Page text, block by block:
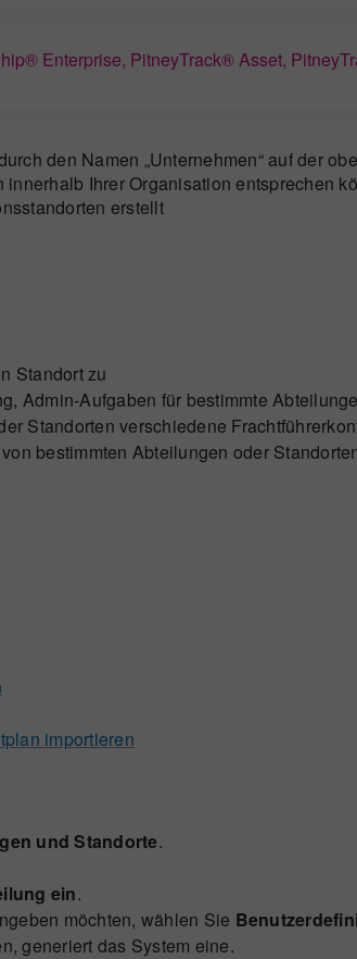
Enterprise, PitneyTrack® Asset,
den Namen „Unternehmen“ auf der
Ihrer Organisation entsprechen
erstellt
Standort zu
Admin-Aufgaben für bestimmte
Standorten verschiedene
bestimmten Abteilungen oder
importieren
und Standorte.
ein.
möchten, wählen Sie
generiert das System eine.